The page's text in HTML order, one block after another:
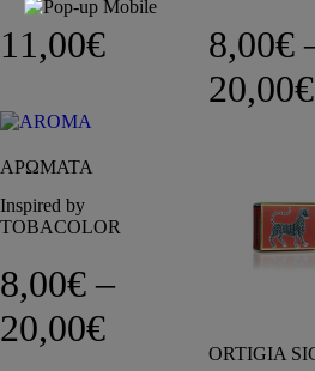
11,00€ 8,00€
20,00€
ΑΡΩΜΑΤΑ
Inspired by
TOBACOLOR
8,00€ –
20,00€Price range:
ORTIGIA